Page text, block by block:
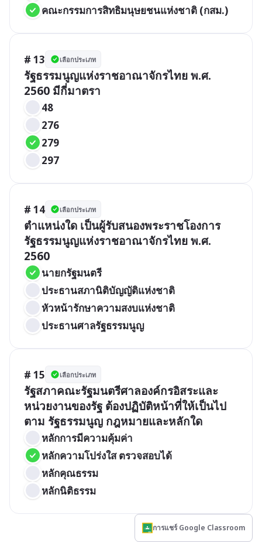
คณะกรรมการสิทธิมนุษยชนแห่งชาติ (กสม.)
# 13 เลือกประเภท
รัฐธรรมนูญแห่งราชอาณาจักรไทย พ.ศ.
2560 มีกี่มาตรา
48
276
279
297
# 14 เลือกประเภท
ตำแหน่งใด เป็นผู้รับสนองพระราชโองการ
รัฐธรรมนูญแห่งราชอาณาจักรไทย พ.ศ.
2560
นายกรัฐมนตรี
ประธานสภานิติบัญญัติแห่งชาติ
หัวหน้ารักษาความสงบแห่งชาติ
ประธานศาลรัฐธรรมนูญ
# 15 เลือกประเภท
รัฐสภาคณะรัฐมนตรีศาลองค์กรอิสระและ
หน่วยงานของรัฐ ต้องปฏิบัติหน้าที่ให้เป็นไป
ตาม รัฐธรรมนูญ กฎหมายและหลักใด
หลักการมีความคุ้มค่า
หลักความโปร่งใส ตรวจสอบได้
หลักคุณธรรม
หลักนิติธรรม
การแชร์ Google Classroom